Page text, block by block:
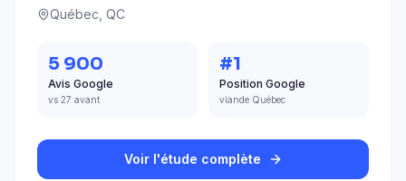
Québec, QC
5 900
Avis Google
vs 27 avant
#1
Position Google
viande Québec
Voir l'étude complète